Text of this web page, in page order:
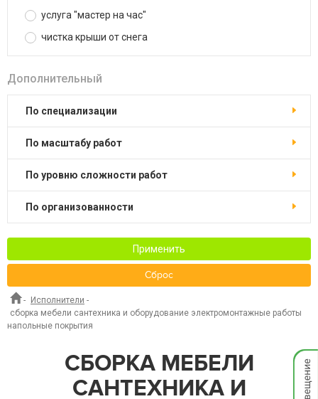
услуга "мастер на час"
чистка крыши от снега
Дополнительный
по специализации
по масштабу работ
по уровню сложности работ
по организованности
Применить
Сброс
- Исполнители -
сборка мебели сантехника и оборудование электромонтажные работы
напольные покрытия
СБОРКА МЕБЕЛИ
САНТЕХНИКА И